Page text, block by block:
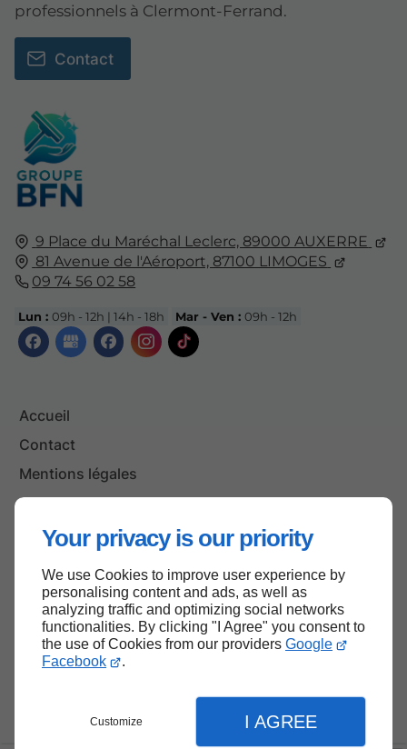
Your privacy is our priority
We use Cookies to improve user experience by
personalising content and ads, as well as
analyzing traffic and optimizing social networks
functionalities. By clicking "I Agree" you consent to
the use of Cookies from our providers Google
Facebook
.
Customize I AGREE
9 Place du Maréchal Leclerc, 89000 AUXERRE
81 Avenue de l'Aéroport, 87100 LIMOGES
09 74 56 02 58
Lun :09h - 12h | 14h - 18h Mar - Ven :09h - 12h
Accueil
Contact
Mentions légales
Plan du site
professionnels à Clermont-Ferrand.
Contact
Haut de page